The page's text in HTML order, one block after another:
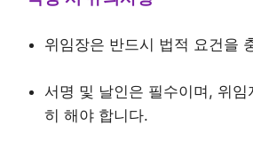
위임장은 반드시 법적 요건을
서명 및 날인은 필수이며, 위
히 해야 합니다.